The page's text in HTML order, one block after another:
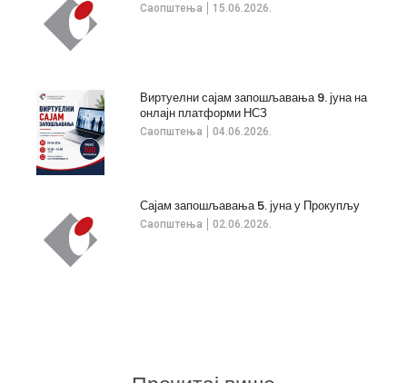
Саопштења 15.06.2026.
Саопштења 04.06.2026.
Виртуелни сајам запошљавања 9. јуна на
онлајн платформи НСЗ
Саопштења 02.06.2026.
Сајам запошљавања 5. јуна у Прокупљу